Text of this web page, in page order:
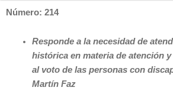
Número: 214
Responde a la necesidad de
histórica en materia de atención
al voto de las personas con
Martín Faz